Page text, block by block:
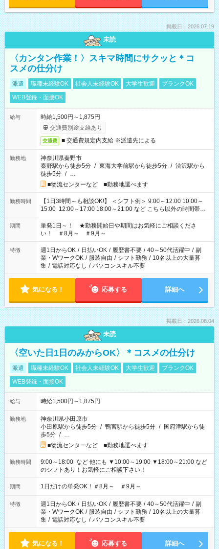
掲載日：2026.07.19
未読
〈カンタン作業！〉スキマ時間にサクッと＊コ
スメの仕分け
派遣 職種未経験OK 社会人未経験OK 大学生歓迎
ブランクOK
WEB登録・面接OK
給与
時給1,500円～1,875円
交通費別途支給あり
交通費 ■ 交通費規定内支給 ※派遣先による
勤務地
神奈川県秦野市
秦野駅から徒歩5分 / 東海大学前駅から徒歩5分 / 渋沢駅から
徒歩5分 / …
■物流センターなど ■勤務地選べます
勤務時間
【1日3時間～も相談OK!】 ＜シフト例＞ 9:00～12:00 10:00～
15:00 12:00～17:00 18:00～21:00 など こちら以外の時間帯も
お気軽にご相談ください！
期間
単発1日～！ ★勤務開始日や期間はお気軽にご相談くださ
い！ ＃8月～ ＃9月～
特徴 週1日からOK / 日払いOK / 履歴書不要 / 40～50代活躍中 / 副
業・WワークOK / 服装自由 / シフト勤務 / 10名以上の大量募
集 / 電話対応なし / パソコンスキル不要
気になる！ 応募する 詳細へ
掲載日：2026.08.04
未読
〈空いた日1日のみからOK〉＊コスメの仕分け
派遣 職種未経験OK 社会人未経験OK 大学生歓迎
ブランクOK
WEB登録・面接OK
給与 時給1,500円～1,875円
勤務地
神奈川県小田原市
小田原駅から徒歩5分 / 鴨宮駅から徒歩5分 / 国府津駅から徒
歩5分 / …
■物流センターなど ■勤務地選べます
勤務時間
9:00～18:00 など 他にも ▼10:00～19:00 ▼18:00～21:00 など
のシフトあり！お気軽にご相談下さい！
期間 1日だけの単発OK！＃8月～ ＃9月～
特徴 週1日からOK / 日払いOK / 履歴書不要 / 40～50代活躍中 / 副
業・WワークOK / 服装自由 / シフト勤務 / 10名以上の大量募
集 / 電話対応なし / パソコンスキル不要
気になる！ 応募する 詳細へ